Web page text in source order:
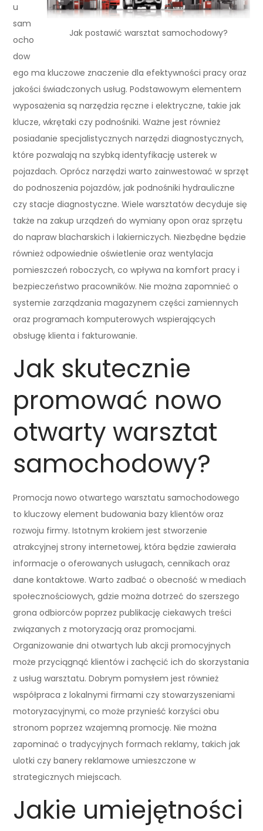
Jak postawić warsztat samochodowy?
u
sam
ocho
dow
ego ma kluczowe znaczenie dla efektywności pracy oraz
jakości świadczonych usług. Podstawowym elementem
wyposażenia są narzędzia ręczne i elektryczne, takie jak
klucze, wkrętaki czy podnośniki. Ważne jest również
posiadanie specjalistycznych narzędzi diagnostycznych,
które pozwalają na szybką identyfikację usterek w
pojazdach. Oprócz narzędzi warto zainwestować w sprzęt
do podnoszenia pojazdów, jak podnośniki hydrauliczne
czy stacje diagnostyczne. Wiele warsztatów decyduje się
także na zakup urządzeń do wymiany opon oraz sprzętu
do napraw blacharskich i lakierniczych. Niezbędne będzie
również odpowiednie oświetlenie oraz wentylacja
pomieszczeń roboczych, co wpływa na komfort pracy i
bezpieczeństwo pracowników. Nie można zapomnieć o
systemie zarządzania magazynem części zamiennych
oraz programach komputerowych wspierających
obsługę klienta i fakturowanie.
Jak skutecznie
promować nowo
otwarty warsztat
samochodowy?
Promocja nowo otwartego warsztatu samochodowego
to kluczowy element budowania bazy klientów oraz
rozwoju firmy. Istotnym krokiem jest stworzenie
atrakcyjnej strony internetowej, która będzie zawierała
informacje o oferowanych usługach, cennikach oraz
dane kontaktowe. Warto zadbać o obecność w mediach
społecznościowych, gdzie można dotrzeć do szerszego
grona odbiorców poprzez publikację ciekawych treści
związanych z motoryzacją oraz promocjami.
Organizowanie dni otwartych lub akcji promocyjnych
może przyciągnąć klientów i zachęcić ich do skorzystania
z usług warsztatu. Dobrym pomysłem jest również
współpraca z lokalnymi firmami czy stowarzyszeniami
motoryzacyjnymi, co może przynieść korzyści obu
stronom poprzez wzajemną promocję. Nie można
zapominać o tradycyjnych formach reklamy, takich jak
ulotki czy banery reklamowe umieszczone w
strategicznych miejscach.
Jakie umiejętności